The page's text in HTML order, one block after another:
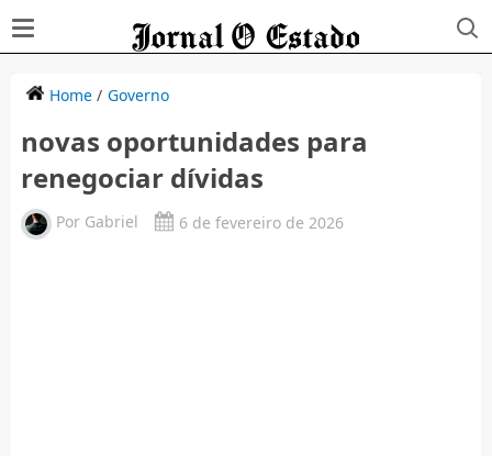
Home/ Governo
novas oportunidades para
renegociar dívidas
Por Gabriel 6 de fevereiro de 2026